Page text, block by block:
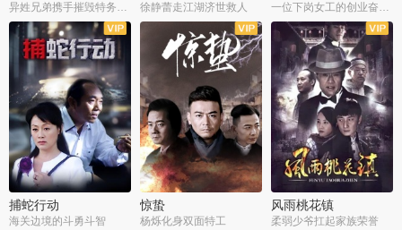
异姓兄弟携手摧毁特务阴谋 徐静蕾走江湖济世救人
一位下岗女工的创业奋斗史
全22集
捕蛇行动
海关边境的斗勇斗智
全39集
惊蛰
杨烁化身双面特工
全36集
风雨桃花镇
柔弱少爷扛起家族荣誉